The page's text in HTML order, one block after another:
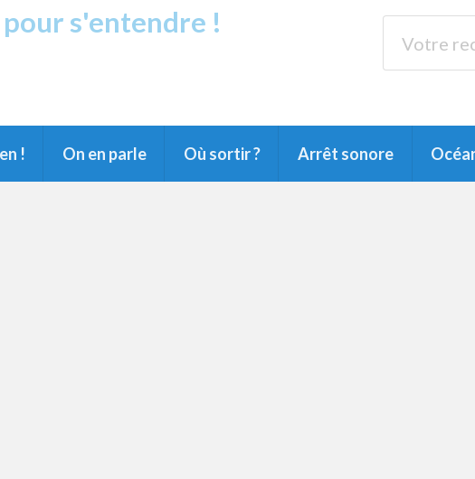
s'entendre !
! On en parle Où sortir ? Arrêt sonore